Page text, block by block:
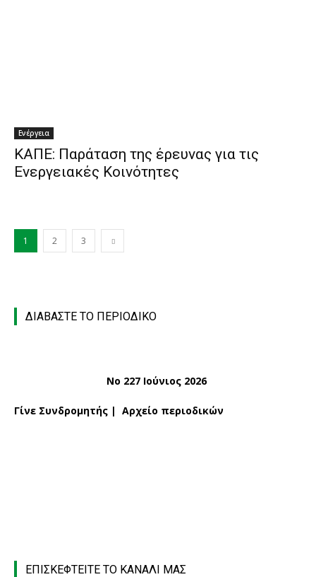
Ενέργεια
ΚΑΠΕ: Παράταση της έρευνας για τις
Ενεργειακές Κοινότητες
1 2 3
ΔΙΑΒΑΣΤΕ ΤΟ ΠΕΡΙΟΔΙΚΟ
Νο 227 Ιούνιος 2026
Γίνε Συνδρομητής | Αρχείο περιοδικών
ΕΠΙΣΚΕΦΤΕΙΤΕ ΤΟ ΚΑΝΑΛΙ ΜΑΣ